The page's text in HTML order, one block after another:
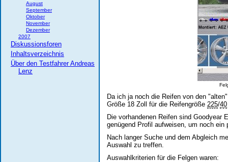
August
September
Oktober
November
Dezember
2007
Diskussionsforen
Inhaltsverzeichnis
Über den Testfahrer Andreas
Lenz
Da ich ja noch die Reifen von den
Größe 18 Zoll für die Reifengröße 225/40
Die vorhandenen Reifen sind
genügend Profil aufweisen, um noch
Nach langer Suche und dem Abgleich
Auswahl zu treffen.
Auswahlkriterien für die Felgen waren: